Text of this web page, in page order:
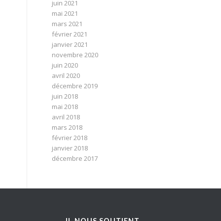
juin 2021
mai 2021
mars 2021
février 2021
janvier 2021
novembre 2020
juin 2020
avril 2020
décembre 2019
juin 2018
mai 2018
avril 2018
mars 2018
février 2018
janvier 2018
décembre 2017